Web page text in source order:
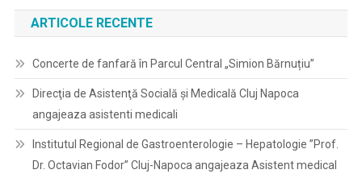
ARTICOLE RECENTE
Concerte de fanfară în Parcul Central „Simion Bărnuțiu”
Direcţia de Asistenţă Socială şi Medicală Cluj Napoca
angajeaza asistenti medicali
Institutul Regional de Gastroenterologie – Hepatologie ”Prof.
Dr. Octavian Fodor” Cluj-Napoca angajeaza Asistent medical